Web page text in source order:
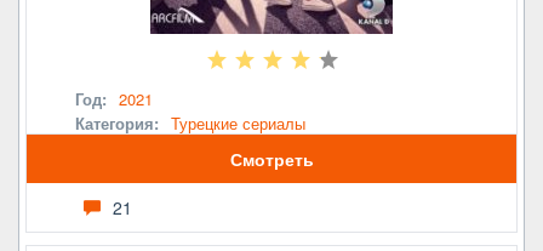
Год: 2021
Категория: Турецкие сериалы
Смотреть
21